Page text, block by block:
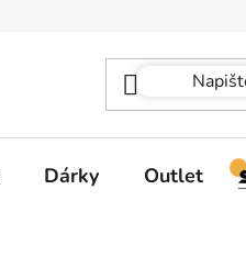
Dárky Outlet